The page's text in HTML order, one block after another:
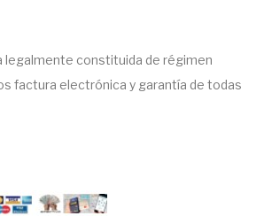
legalmente constituida de régimen
factura electrónica y garantía de todas